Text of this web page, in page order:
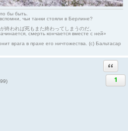
бы быть.
чьи танки стояли в Берлине?
終われば死もまた終わってしまうのだ。
смерть кончается вместе с ней»
врага в прахе его ничтожества. (с) Бальтасар
1